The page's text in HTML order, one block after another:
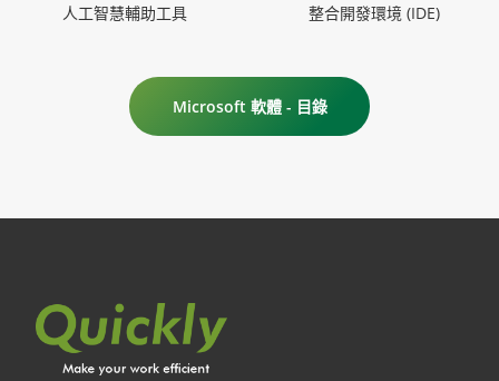
人工智慧輔助工具 整合開發環境 (IDE)
Microsoft 軟體 - 目錄